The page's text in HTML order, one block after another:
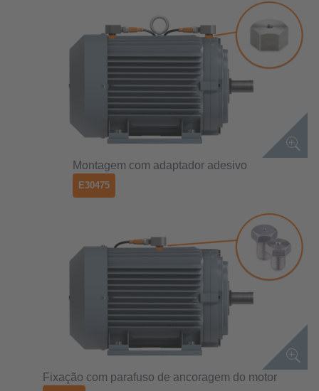
Montagem com adaptador adesivo
E30475
Fixação com parafuso de ancoragem do motor